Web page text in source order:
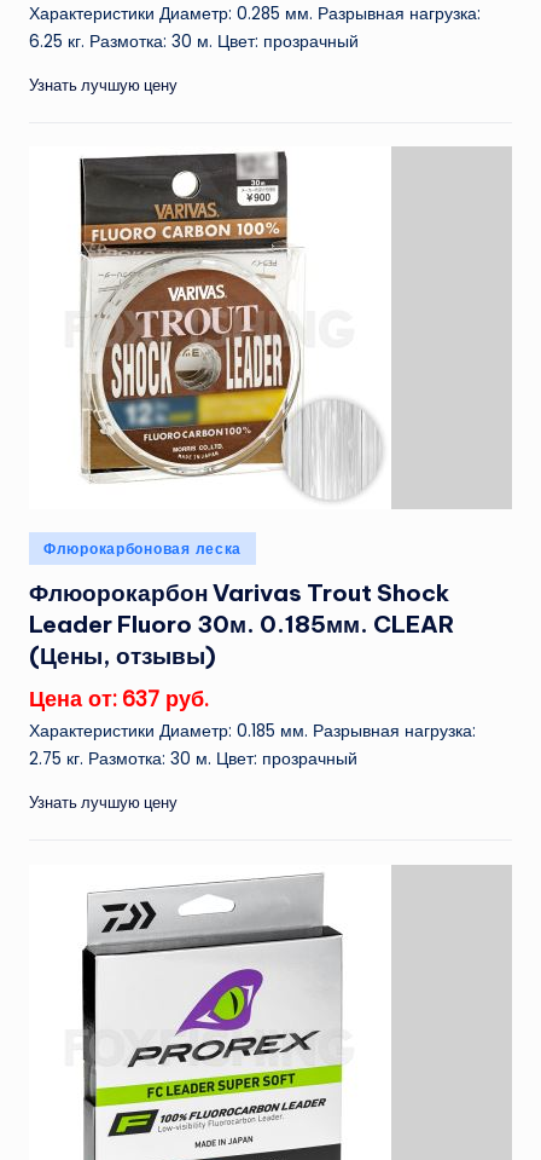
Характеристики Диаметр: 0.285 мм. Разрывная нагрузка:
6.25 кг. Размотка: 30 м. Цвет: прозрачный
Узнать лучшую цену
Опубликовано
в
Флюрокарбоновая леска
Флюорокарбон Varivas Trout Shock
Leader Fluoro 30м. 0.185мм. CLEAR
(Цены, отзывы)
Цена от: 637 руб.
Характеристики Диаметр: 0.185 мм. Разрывная нагрузка:
2.75 кг. Размотка: 30 м. Цвет: прозрачный
Узнать лучшую цену